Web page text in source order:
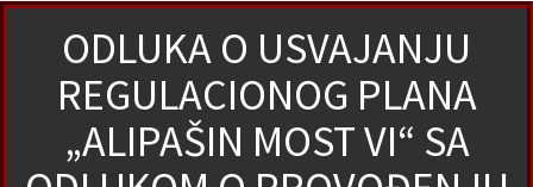
ODLUKA O USVAJANJU
REGULACIONOG PLANA
„ALIPAŠIN MOST VI“ SA